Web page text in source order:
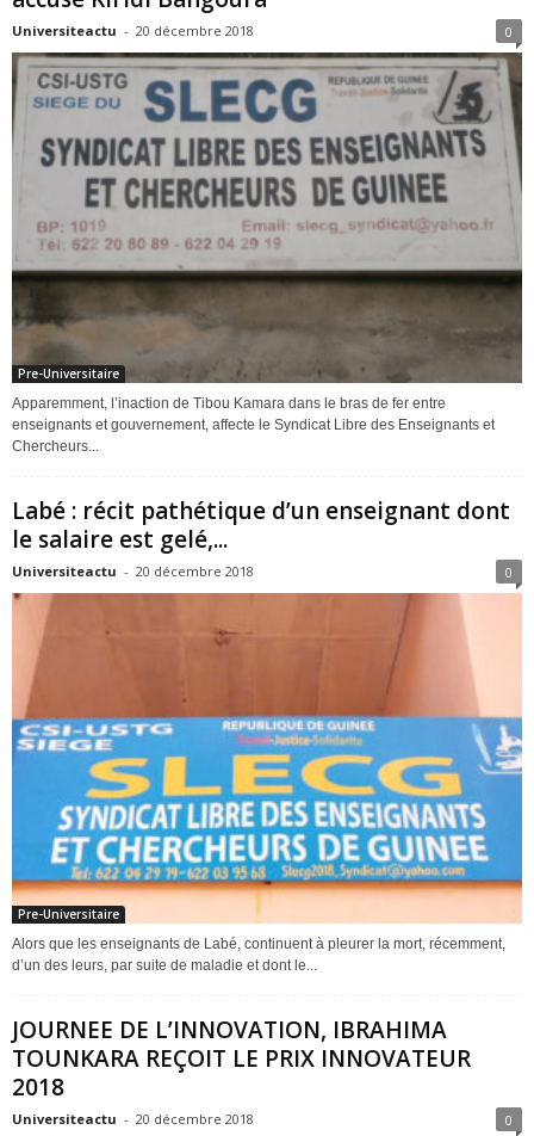
Universiteactu - 20 décembre 2018 0
Pre-Universitaire
Apparemment, l’inaction de Tibou Kamara dans le bras de fer entre
enseignants et gouvernement, affecte le Syndicat Libre des Enseignants et
Chercheurs...
Labé : récit pathétique d’un enseignant dont
le salaire est gelé,...
Universiteactu - 20 décembre 2018 0
Pre-Universitaire
Alors que les enseignants de Labé, continuent à pleurer la mort, récemment,
d’un des leurs, par suite de maladie et dont le...
JOURNEE DE L’INNOVATION, IBRAHIMA
TOUNKARA REÇOIT LE PRIX INNOVATEUR
2018
Universiteactu - 20 décembre 2018 0